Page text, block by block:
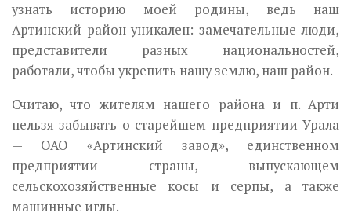
узнать историю моей родины, ведь наш
Артинский район уникален: замечательные люди,
представители разных национальностей,
работали, чтобы укрепить нашу землю, наш район.
Считаю, что жителям нашего района и п. Арти
нельзя забывать о старейшем предприятии Урала
— ОАО «Артинский завод», единственном
предприятии страны, выпускающем
сельскохозяйственные косы и серпы, а также
машинные иглы.